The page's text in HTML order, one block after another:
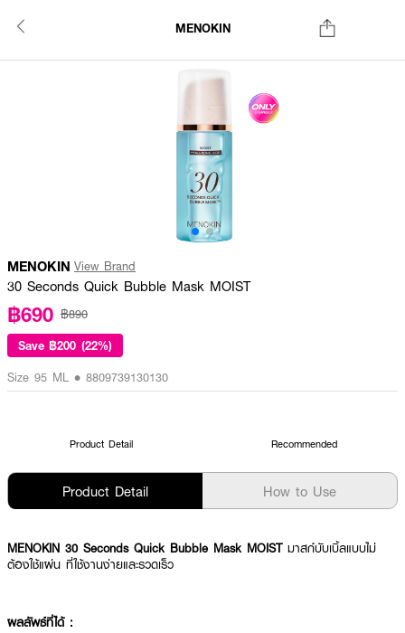
MENOKIN
MENOKIN View Brand
30 Seconds Quick Bubble Mask MOIST
฿690 ฿890
Save ฿200 (22%)
Size 95 ML • 8809739130130
Product Detail Recommended
Product Detail How to Use
MENOKIN 30 Seconds Quick Bubble Mask MOIST มาสก์บับเบิ้ลแบบไม่
ต้องใช้แผ่น ที่ใช้งานง่ายและรวดเร็ว
ผลลัพธ์ที่ได้ :